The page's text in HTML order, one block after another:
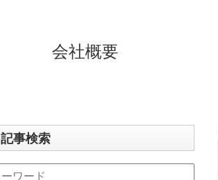
会社概要
記事検索